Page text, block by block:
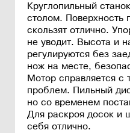
Круглопильный
столом. Поверхность
скользят отлично.
не уводит. Высота и
регулируются без
нож на месте,
Мотор справляется с
проблем. Пильный
но со временем
Для раскроя досок и
себя отлично.